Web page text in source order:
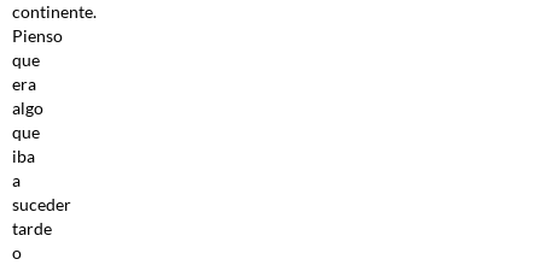
continente.
Pienso
que
era
algo
que
iba
a
suceder
tarde
o